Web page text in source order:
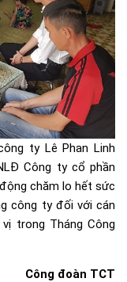
ty Lê Phan Linh
Công ty cổ phần
chăm lo hết sức
công ty đối với cán
trong Tháng Công
Công đoàn TCT